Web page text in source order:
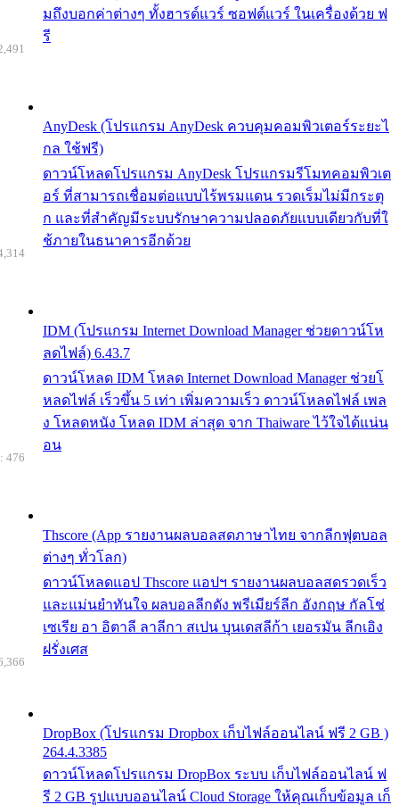
มถึงบอกค่าต่างๆ ทั้งฮารด์แวร์ ซอฟต์แวร์ ในเครื่องด้วย ฟ
รี
AnyDesk (โปรแกรม AnyDesk ควบคุมคอมพิวเตอร์ระยะไ
กล ใช้ฟรี)
ดาวน์โหลดโปรแกรม AnyDesk โปรแกรมรีโมทคอมพิวเต
อร์ ที่สามารถเชื่อมต่อแบบไร้พรมแดน รวดเร็มไม่มีกระตุ
ก และที่สำคัญมีระบบรักษาความปลอดภัยแบบเดียวกับที่ใ
ช้ภายในธนาคารอีกด้วย
IDM (โปรแกรม Internet Download Manager ช่วยดาวน์โห
ลดไฟล์) 6.43.7
ดาวน์โหลด IDM โหลด Internet Download Manager ช่วยโ
หลดไฟล์ เร็วขึ้น 5 เท่า เพิ่มความเร็ว ดาวน์โหลดไฟล์ เพล
ง โหลดหนัง โหลด IDM ล่าสุด จาก Thaiware ไว้ใจได้แน่น
อน
Thscore (App รายงานผลบอลสดภาษาไทย จากลีกฟุตบอล
ต่างๆ ทั่วโลก)
ดาวน์โหลดแอป Thscore แอปฯ รายงานผลบอลสดรวดเร็ว
และแม่นยำทันใจ ผลบอลลีกดัง พรีเมียร์ลีก อังกฤษ กัลโช่
เซเรีย อา อิตาลี ลาลีกา สเปน บุนเดสลีก้า เยอรมัน ลีกเอิง
ฝรั่งเศส
476
DropBox (โปรแกรม Dropbox เก็บไฟล์ออนไลน์ ฟรี 2 GB )
264.4.3385
ดาวน์โหลดโปรแกรม DropBox ระบบ เก็บไฟล์ออนไลน์ ฟ
รี 2 GB รูปแบบออนไลน์ Cloud Storage ให้คุณเก็บข้อมูล เก็